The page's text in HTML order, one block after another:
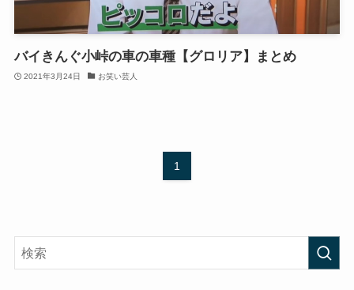
バイきんぐ小峠の車の車種【グロリア】まとめ
2021年3月24日 お笑い芸人
1